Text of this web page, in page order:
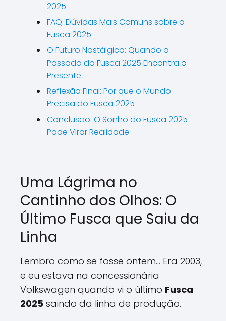
2025
FAQ: Dúvidas Mais Comuns sobre o
Fusca 2025
O Futuro Nostálgico: Quando o
Passado do Fusca 2025 Encontra o
Presente
Reflexão Final: Por que o Mundo
Precisa do Fusca 2025
Conclusão: O Sonho do Fusca 2025
Pode Virar Realidade
Uma Lágrima no
Cantinho dos Olhos: O
Último Fusca que Saiu da
Linha
Lembro como se fosse ontem... Era 2003,
e eu estava na concessionária
Volkswagen quando vi o último Fusca
2025 saindo da linha de produção.